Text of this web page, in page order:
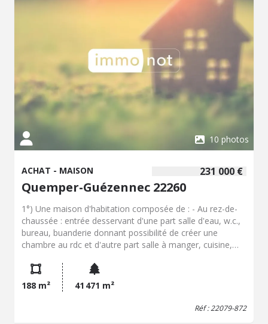
10 photos
231 000 €
ACHAT - MAISON
Quemper-Guézennec 22260
1°) Une maison d'habitation composée de : - Au rez-de-
chaussée : entrée desservant d'une part salle d'eau, w.c.,
bureau, buanderie donnant possibilité de créer une
chambre au rdc et d'autre part salle à manger, cuisine,
poêle à bois. - Au premier étage : palier desservant trois
chambres et une salle de bains avec w.c. - Au deuxième
étage : palier, deux chambres mansardées. 2°) Un
bâtiment en pierres attenant avec chaufferie, bûcher,
188 m² 41 471 m²
Réf : 22079-872